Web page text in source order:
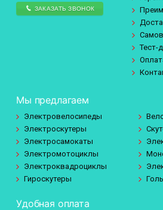
ЗАКАЗАТЬ ЗВОНОК
Тест-
Мы предлагаем
Электровелосипеды
Электроскутеры
Электросамокаты
Электромотоциклы
Электроквадроциклы
Гироскутеры
Удобная оплата